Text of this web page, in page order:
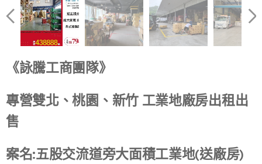
《詠騰工商團隊》
專營雙北、桃園、新竹 工業地廠房出租出
售
案名:五股交流道旁大面積工業地(送廠房)